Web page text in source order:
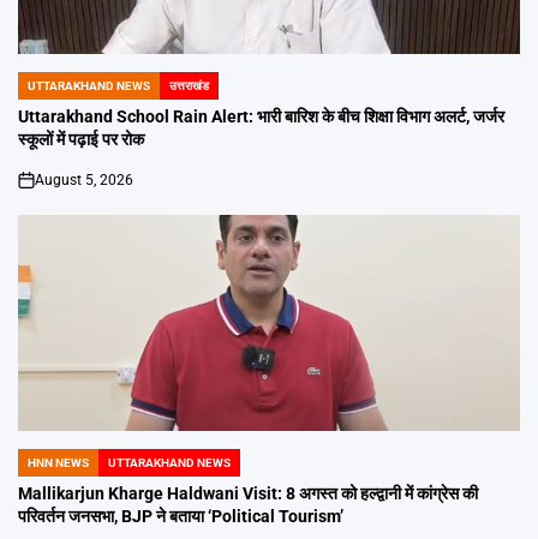
POSTED
IN
UTTARAKHAND NEWS उत्तराखंड
Uttarakhand School Rain Alert: भारी बारिश के बीच शिक्षा विभाग अलर्ट, जर्जर
स्कूलों में पढ़ाई पर रोक
on
August 5, 2026
POSTED
IN
HNN NEWS UTTARAKHAND NEWS
Mallikarjun Kharge Haldwani Visit: 8 अगस्त को हल्द्वानी में कांग्रेस की
परिवर्तन जनसभा, BJP ने बताया ‘Political Tourism’